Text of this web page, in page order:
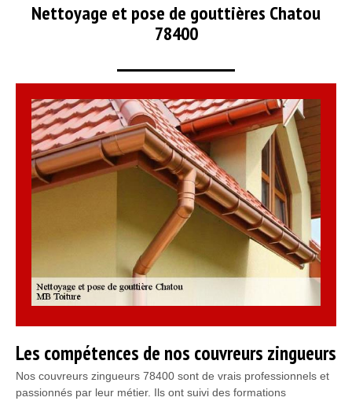
Nettoyage et pose de gouttières Chatou
78400
Les compétences de nos couvreurs zingueurs
Nos couvreurs zingueurs 78400 sont de vrais professionnels et
passionnés par leur métier. Ils ont suivi des formations